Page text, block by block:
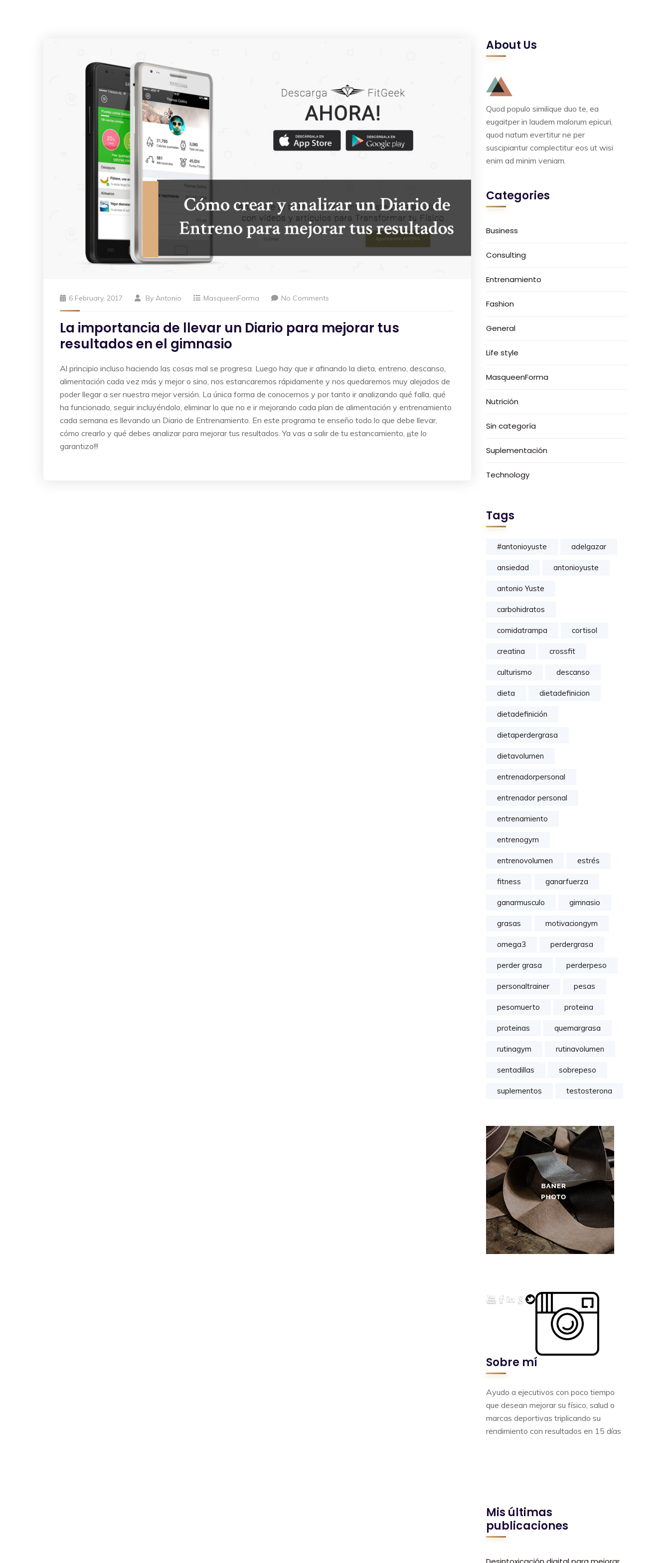
6 February, 2017 By Antonio MasqueenForma No Comments
La importancia de llevar un Diario para mejorar tus
resultados en el gimnasio
Al principio incluso haciendo las cosas mal se progresa. Luego hay que ir afinando la dieta, entreno, descanso,
alimentación cada vez más y mejor o sino, nos estancaremos rápidamente y nos quedaremos muy alejados de
poder llegar a ser nuestra mejor versión. La única forma de conocernos y por tanto ir analizando qué falla, qué
ha funcionado, seguir incluyéndolo, eliminar lo que no e ir mejorando cada plan de alimentación y entrenamiento
cada semana es llevando un Diario de Entrenamiento. En este programa te enseño todo lo que debe llevar,
cómo crearlo y qué debes analizar para mejorar tus resultados. Ya vas a salir de tu estancamiento, ¡¡¡te lo
garantizo!!!
About Us
Quod populo similique duo te, ea
eugaitper in laudem malorum epicuri,
quod natum evertitur ne per
suscipiantur complectitur eos ut wisi
enim ad minim veniam.
Categories
Business
Consulting
Entrenamiento
Fashion
General
Life style
MasqueenForma
Nutrición
Sin categoría
Suplementación
Technology
Tags
#antonioyuste adelgazar
ansiedad antonioyuste
antonio Yuste
carbohidratos
comidatrampa cortisol
creatina crossfit
culturismo descanso
dieta dietadefinicion
dietadefinición
dietaperdergrasa
dietavolumen
entrenadorpersonal
entrenador personal
entrenamiento
entrenogym
entrenovolumen estrés
fitness ganarfuerza
ganarmusculo gimnasio
grasas motivaciongym
omega3 perdergrasa
perder grasa perderpeso
personaltrainer pesas
pesomuerto proteina
proteinas quemargrasa
rutinagym rutinavolumen
sentadillas sobrepeso
suplementos testosterona
Sobre mí
Ayudo a ejecutivos con poco tiempo
que desean mejorar su físico, salud o
marcas deportivas triplicando su
rendimiento con resultados en 15 días
Mis últimas
publicaciones